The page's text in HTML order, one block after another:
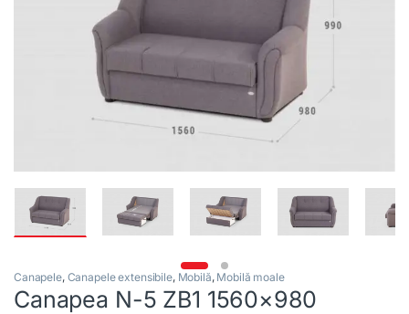
Canapele, Canapele extensibile, Mobilă, Mobilă moale
Canapea N-5 ZB1 1560×980